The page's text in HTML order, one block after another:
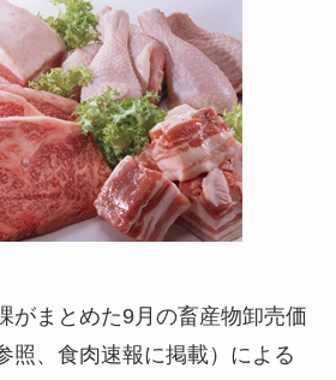
まとめた9月の畜産物卸売価
照、食肉速報に掲載）による